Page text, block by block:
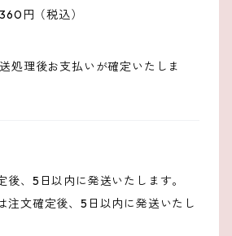
円（税込）
処理後お支払いが確定いたしま
後、5日以内に発送いたします。
注文確定後、5日以内に発送いたし